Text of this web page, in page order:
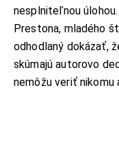
nesplniteľnou
Prestona, mladého
odhodlaný dokázať,
skúmajú autorovo
nemôžu veriť nikomu